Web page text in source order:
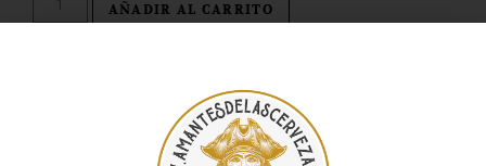
AÑADIR AL CARRITO